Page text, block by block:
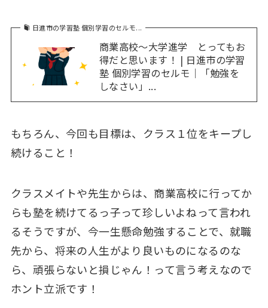
日進市の学習塾 個別学習のセルモ...
商業高校～大学進学 とってもお
得だと思います！ | 日進市の学習
塾 個別学習のセルモ｜「勉強を
しなさい」...
もちろん、今回も目標は、クラス１位をキープし
続けること！
クラスメイトや先生からは、商業高校に行ってか
らも塾を続けてるっ子って珍しいよねって言われ
るそうですが、今一生懸命勉強することで、就職
先から、将来の人生がより良いものになるのな
ら、頑張らないと損じゃん！って言う考えなので
ホント立派です！